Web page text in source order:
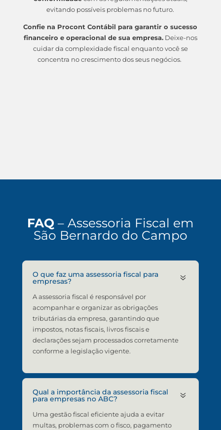
evitando possíveis problemas no futuro.
Confie na Procont Contábil para garantir o sucesso
financeiro e operacional de sua empresa.Deixe-nos
cuidar da complexidade fiscal enquanto você se
concentra no crescimento dos seus negócios.
FAQ – Assessoria Fiscal em
São Bernardo do Campo
O que faz uma assessoria fiscal para
empresas? 7
A assessoria fiscal é responsável por
acompanhar e organizar as obrigações
tributárias da empresa, garantindo que
impostos, notas fiscais, livros fiscais e
declarações sejam processados corretamente
conforme a legislação vigente.
Qual a importância da assessoria fiscal
para empresas no ABC? 7
Uma gestão fiscal eficiente ajuda a evitar
multas, problemas com o fisco, pagamento